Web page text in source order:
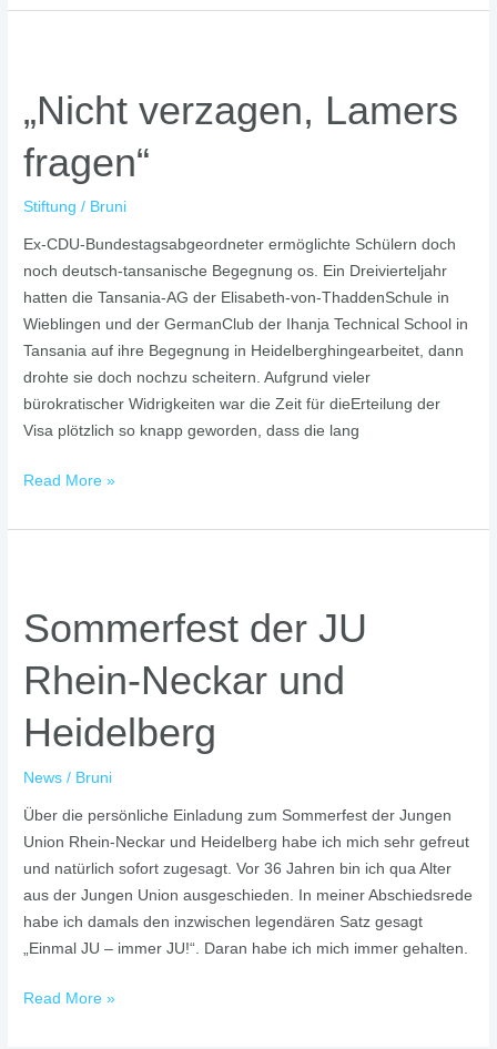
„Nicht verzagen, Lamers
fragen“
Stiftung / Bruni
Ex-CDU-Bundestagsabgeordneter ermöglichte Schülern doch
noch deutsch-tansanische Begegnung os. Ein Dreivierteljahr
hatten die Tansania-AG der Elisabeth-von-ThaddenSchule in
Wieblingen und der GermanClub der Ihanja Technical School in
Tansania auf ihre Begegnung in Heidelberghingearbeitet, dann
drohte sie doch nochzu scheitern. Aufgrund vieler
bürokratischer Widrigkeiten war die Zeit für dieErteilung der
Visa plötzlich so knapp geworden, dass die lang
Lamers
fragen“
Read More »
Sommerfest der JU
Rhein-Neckar und
Heidelberg
News / Bruni
Über die persönliche Einladung zum Sommerfest der Jungen
Union Rhein-Neckar und Heidelberg habe ich mich sehr gefreut
und natürlich sofort zugesagt. Vor 36 Jahren bin ich qua Alter
aus der Jungen Union ausgeschieden. In meiner Abschiedsrede
habe ich damals den inzwischen legendären Satz gesagt
„Einmal JU – immer JU!“. Daran habe ich mich immer gehalten.
JU
Rhein-
Neckar
und
Heidelberg
Read More »